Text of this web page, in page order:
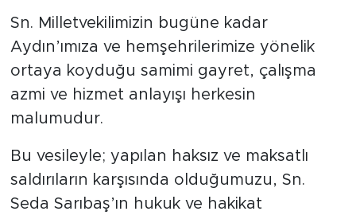
Sn. Milletvekilimizin bugüne kadar
Aydın’ımıza ve hemşehrilerimize yönelik
ortaya koyduğu samimi gayret, çalışma
azmi ve hizmet anlayışı herkesin
malumudur.
Bu vesileyle; yapılan haksız ve maksatlı
saldırıların karşısında olduğumuzu, Sn.
Seda Sarıbaş’ın hukuk ve hakikat